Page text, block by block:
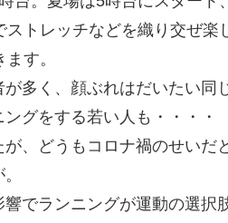
トレッチなどを織り交ぜ楽
す。
多く、顔ぶれはだいたい同
グをする若い人も・・・・
、どうもコロナ禍のせいだ
でランニングが運動の選択